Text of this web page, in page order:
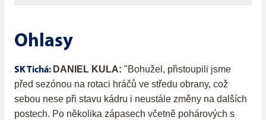
Ohlasy
SK Tichá: DANIEL KULA: "Bohužel, přistoupili jsme
před sezónou na rotaci hráčů ve středu obrany, což
sebou nese při stavu kádru i neustále změny na dalších
postech. Po několika zápasech včetně pohárových s